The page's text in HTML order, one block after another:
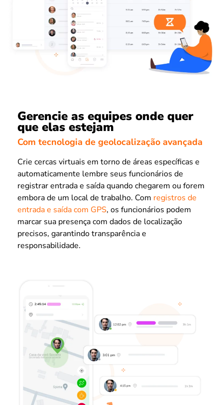
Gerencie as equipes onde quer
que elas estejam
Com tecnologia de geolocalização avançada
Crie cercas virtuais em torno de áreas específicas e
automaticamente lembre seus funcionários de
registrar entrada e saída quando chegarem ou forem
embora de um local de trabalho. Com registros de
entrada e saída com GPS, os funcionários podem
marcar sua presença com dados de localização
precisos, garantindo transparência e
responsabilidade.